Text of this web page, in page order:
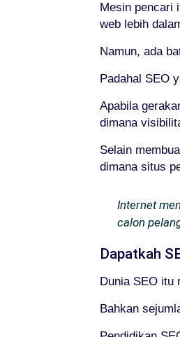
Mesin pencari
web lebih
Namun, ada
Padahal SEO
Apabila
dimana
Selain
dimana situs
Internet
calon
Dapatkah
Dunia SEO itu
Bahkan